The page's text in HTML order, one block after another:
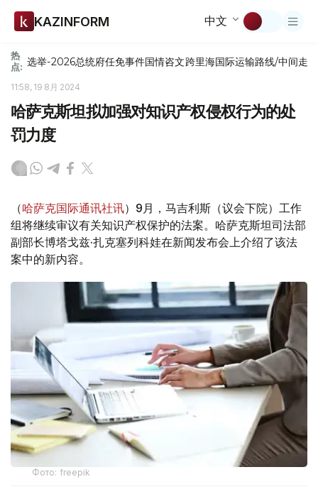
KAZINFORM 中文
热
点: 选举-2026总统府任免事件国情咨文跨里海国际运输路线/中间走廊
11:58, 19 8月 2024
哈萨克斯坦拟加强对知识产权侵权行为的处
罚力度
（哈萨克国际通讯社讯）9月，马吉利斯（议会下院）工作
组将继续审议有关知识产权保护的法案。哈萨克斯坦司法部
副部长博塔戈兹·扎克塞列科娃在新闻发布会上介绍了该法
案中的新内容。
Фото: freepik